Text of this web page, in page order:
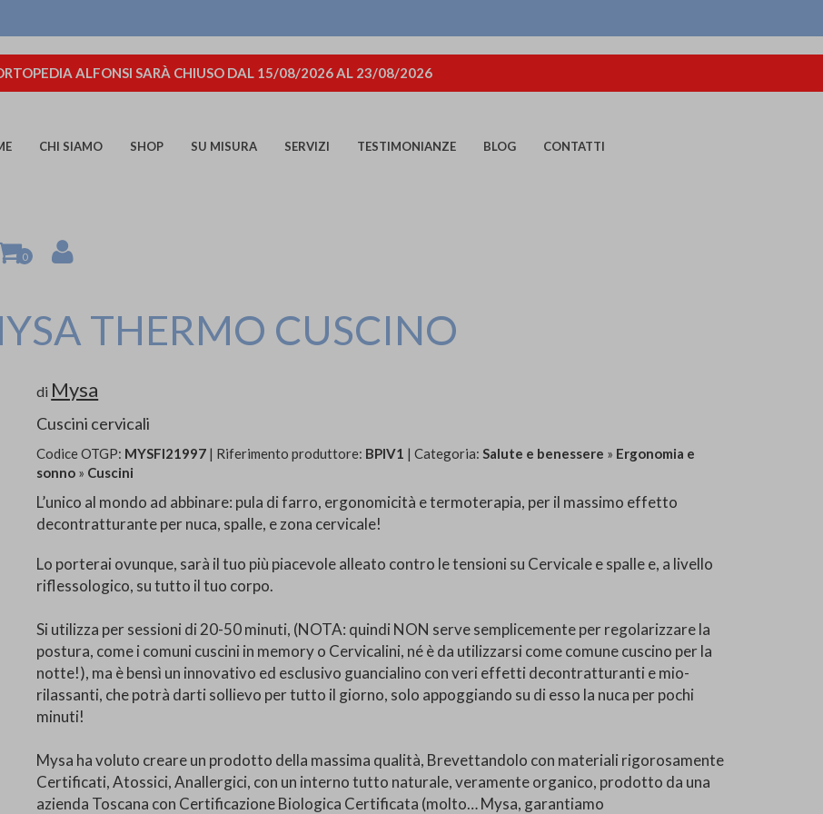
ALFONSI SARÀ CHIUSO DAL 15/08/2026 AL 23/08/2026
CHI SIAMO SHOP SU MISURA SERVIZI TESTIMONIANZE BLOG CONTATTI
0
THERMO CUSCINO
di Mysa
Cuscini cervicali
Codice OTGP: MYSFI21997 | Riferimento produttore: BPIV1 | Categoria:Salute e benessere » Ergonomia e
sonno » Cuscini
L’unico al mondo ad abbinare: pula di farro, ergonomicità e termoterapia, per il massimo effetto
decontratturante per nuca, spalle, e zona cervicale!
Lo porterai ovunque, sarà il tuo più piacevole alleato contro le tensioni su Cervicale e spalle e, a livello
riflessologico, su tutto il tuo corpo.
Si utilizza per sessioni di 20-50 minuti, (NOTA: quindi NON serve semplicemente per regolarizzare la
postura, come i comuni cuscini in memory o Cervicalini, né è da utilizzarsi come comune cuscino per la
notte!), ma è bensì un innovativo ed esclusivo guancialino con veri effetti decontratturanti e mio-
rilassanti, che potrà darti sollievo per tutto il giorno, solo appoggiando su di esso la nuca per pochi
minuti!
Mysa ha voluto creare un prodotto della massima qualità, Brevettandolo con materiali rigorosamente
Certificati, Atossici, Anallergici, con un interno tutto naturale, veramente organico, prodotto da una
azienda Toscana con Certificazione Biologica Certificata (molto… Mysa, garantiamo